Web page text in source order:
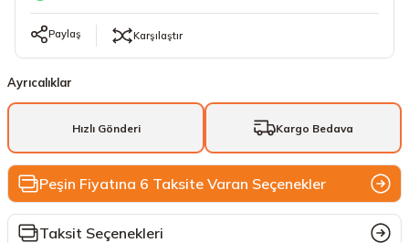
Paylaş Karşılaştır
Ayrıcalıklar
Hızlı Gönderi Kargo Bedava
Peşin Fiyatına 6 Taksite Varan Seçenekler
Taksit Seçenekleri